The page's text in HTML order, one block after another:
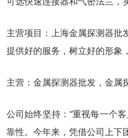
主营项目：上海金属探测器批
提供好的服务，树立好的形象
主营：金属探测器批发，金属
公司始终坚持：“重视每一个
靠性。今年来，凭借公司上下